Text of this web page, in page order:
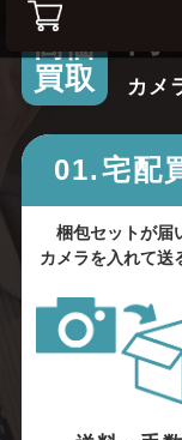
高価
買取
カメ
01.宅配
梱包セットが届
カメラを入れて送